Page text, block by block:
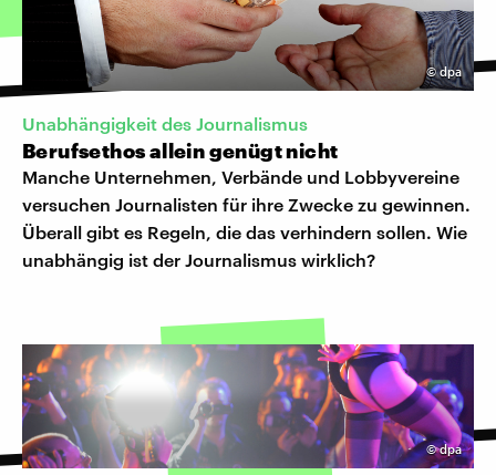
©dpa
Unabhängigkeit des Journalismus
Berufsethos allein genügt nicht
Manche Unternehmen, Verbände und Lobbyvereine
versuchen Journalisten für ihre Zwecke zu gewinnen.
Überall gibt es Regeln, die das verhindern sollen. Wie
unabhängig ist der Journalismus wirklich?
©dpa